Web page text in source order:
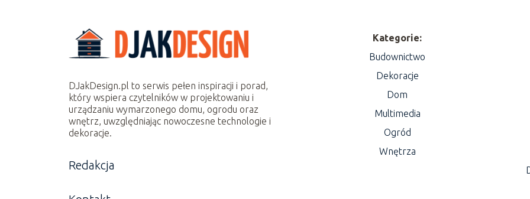
DJakDesign.pl to serwis pełen inspiracji i porad,
który wspiera czytelników w projektowaniu i
urządzaniu wymarzonego domu, ogrodu oraz
wnętrz, uwzględniając nowoczesne technologie i
dekoracje.
Redakcja
Kategorie:
Budownictwo
Dekoracje
Dom
Multimedia
Ogród
Wnętrza